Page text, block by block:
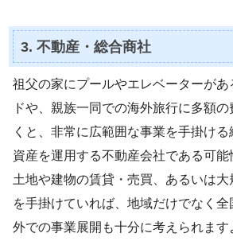
3. 不動産・総合商社
祖父の家にプールやエレベーターが
ドや、親族一同での海外旅行に多額
くと、非常に広範囲な事業を手掛け
資産を運用する不動産会社である可能
土地や建物の賃貸・売買、あるいは
を手掛けていれば、地域だけでなく
外での事業展開も十分に考えられます